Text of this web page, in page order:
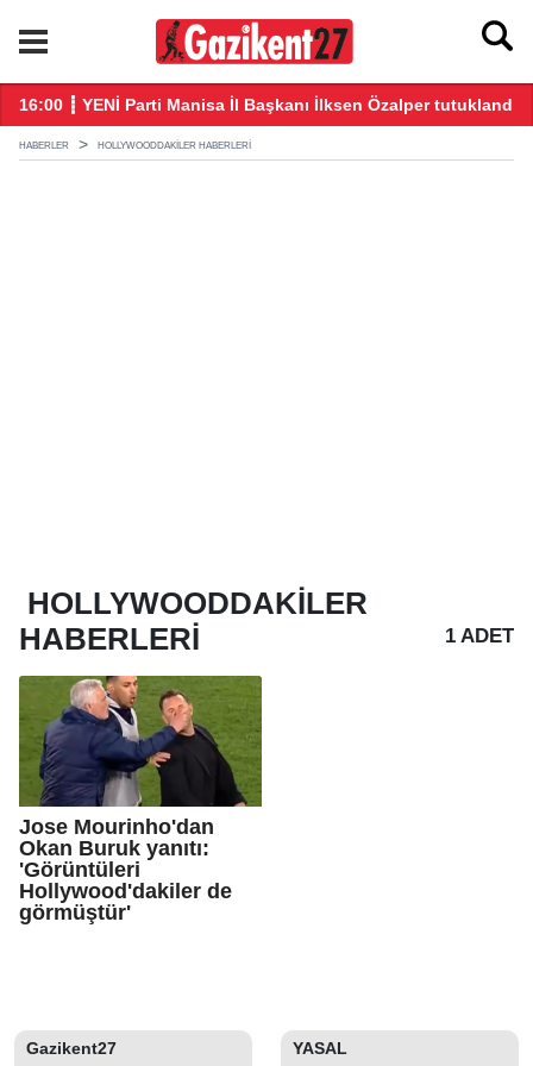
16:00 ┋ YENİ Parti Manisa İl Başkanı İlksen Özalper tutuklandı
HABERLER HOLLYWOODDAKILER HABERLERI
HOLLYWOODDAKILER
HABERLERI
1 ADET
Jose Mourinho'dan
Okan Buruk yanıtı:
'Görüntüleri
Hollywood'dakiler de
görmüştür'
Gazikent27 YASAL